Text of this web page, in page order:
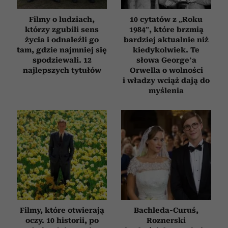
społecznościowym, reklamowym i analitycznym.
Partnerzy mogą połączyć te informacje z innymi danymi
otrzymanymi od Ciebie lub uzyskanymi podczas
korzystania z ich usług.
Filmy o ludziach,
którzy zgubili sens
życia i odnaleźli go
tam, gdzie najmniej się
spodziewali. 12
najlepszych tytułów
10 cytatów z „Roku
1984”, które brzmią
bardziej aktualnie niż
kiedykolwiek. Te
słowa George’a
Orwella o wolności
i władzy wciąż dają do
myślenia
Filmy, które otwierają
oczy. 10 historii, po
Bachleda-Curuś,
Roznerski